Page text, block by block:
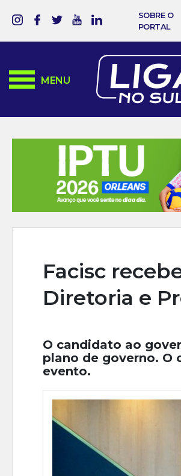
SOBRE O
PORTAL
MENU
Facisc
Diretoria e
O candidato ao
plano de governo. O
evento.